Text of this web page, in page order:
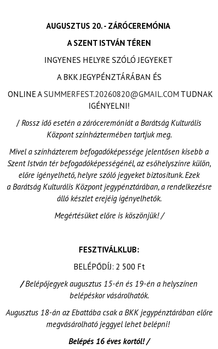
AUGUSZTUS 20. - ZÁRÓCEREMÓNIA
A SZENT ISTVÁN TÉREN
INGYENES HELYRE SZÓLÓ JEGYEKET
A BKK JEGYPÉNZTÁRÁBAN ÉS
ONLINE ASUMMERFEST.20260820@GMAIL.COM TUDNAK
IGÉNYELNI!
/Rossz idő esetén a záróceremóniát a Barátság Kulturális
Központ színháztermében tartjuk meg.
Mivel a színházterem befogadóképessége jelentősen kisebb a
Szent István tér befogadóképességénél, az esőhelyszínre külön,
előre igényelhető, helyre szóló jegyeket biztosítunk. Ezek
a Barátság Kulturális Központ jegypénztárában, a rendelkezésre
álló készlet erejéig igényelhetők.
Megértésüket előre is köszönjük! /
FESZTIVÁLKLUB:
BELÉPŐDÍJ: 2 500 Ft
/Belépőjegyek augusztus 15-én és 19-én a helyszínen
belépéskor vásárolhatók.
Augusztus 18-án az Ebattába csak a BKK jegypénztárában előre
megvásárolható jeggyel lehet belépni!
Belépés 16 éves kortól! /